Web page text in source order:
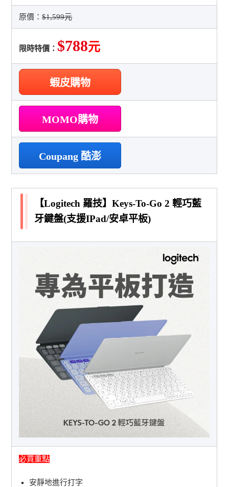
原價：$1,599元
限時特價： $788元
蝦皮購物
MOMO購物
Coupang 酷澎
【Logitech 羅技】Keys-To-Go 2 輕巧藍
牙鍵盤(支援IPad/安卓平板)
必買重點
安靜地進行打字